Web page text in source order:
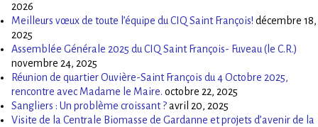
2026
Meilleurs vœux de toute l’équipe du CIQ Saint François! décembre 18,
2025
Assemblée Générale 2025 du CIQ Saint François- Fuveau (le C.R.)
novembre 24, 2025
Réunion de quartier Ouvière-Saint François du 4 Octobre 2025,
rencontre avec Madame le Maire. octobre 22, 2025
Sangliers : Un problème croissant ?avril 20, 2025
Visite de la Centrale Biomasse de Gardanne et projets d’avenir de la